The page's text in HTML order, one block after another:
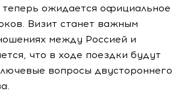
ожидается официальное
Визит станет важным
между Россией и
что в ходе поездки будут
вопросы двустороннего